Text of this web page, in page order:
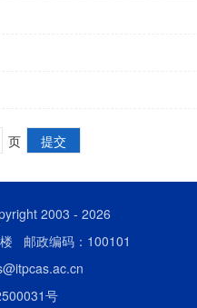
页
2003 - 2026
邮政编码：100101
号